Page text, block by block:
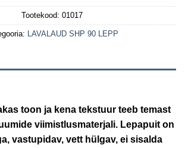
Tootekood: 01017
LAVALAUD SHP 90 LEPP
toon ja kena tekstuur teeb temast
viimistlusmaterjali. Lepapuit on
vastupidav, vett hülgav, ei sisalda